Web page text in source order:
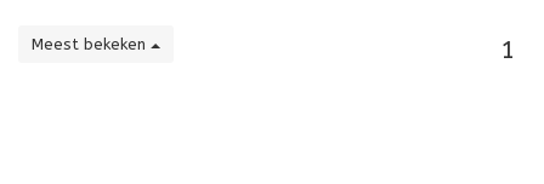
Meest bekeken 1